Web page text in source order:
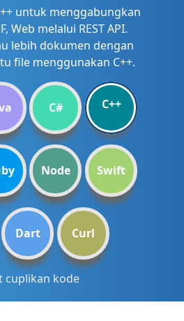
untuk menggabungkan
Web melalui REST API.
lebih dokumen dengan
file menggunakan C++.
C# C++
Node Swift
Dart Curl
cuplikan kode